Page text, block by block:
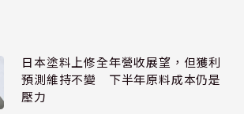
日本塗料上修全年營收展望，但獲利
預測維持不變 下半年原料成本仍是
壓力